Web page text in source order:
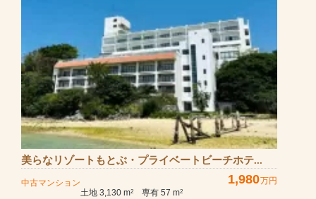
美らなリゾートもとぶ・プライベートビーチホテ...
中古マンション 1,980万円
土地 3,130 m2 専有 57 m2